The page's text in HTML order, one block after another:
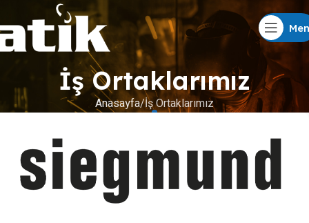
İş Ortaklarımız
Anasayfa İş Ortaklarımız